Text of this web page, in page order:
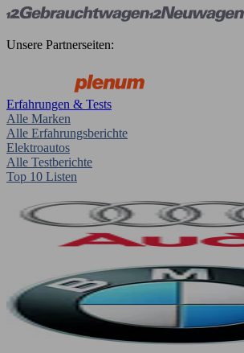
Unsere Partnerseiten:
Erfahrungen & Tests
Alle Marken
Alle Erfahrungsberichte
Elektroautos
Alle Testberichte
Top 10 Listen